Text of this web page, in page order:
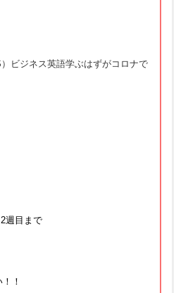
ビジネス英語学ぶはずがコロナで
週目まで
！